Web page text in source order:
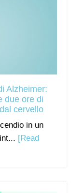
Alzheimer:
due ore di
cervello
in un
[Read